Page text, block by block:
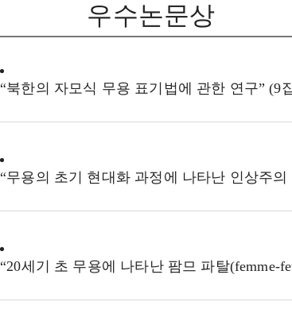
우수논문상
“북한의 자모식 무용 표기법에 관한 연구” (9
“무용의 초기 현대화 과정에 나타난 인상주
“20세기 초 무용에 나타난 팜므 파탈(femme-